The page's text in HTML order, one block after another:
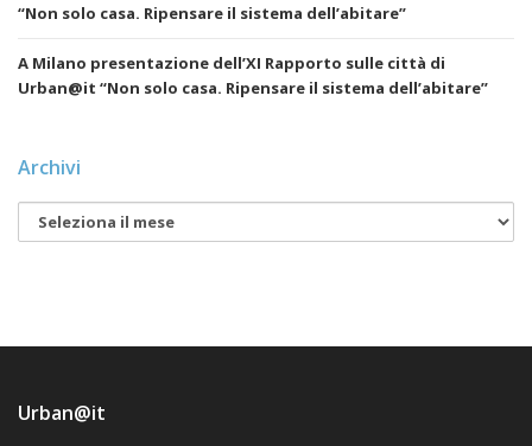
“Non solo casa. Ripensare il sistema dell’abitare”
A Milano presentazione dell’XI Rapporto sulle città di
Urban@it “Non solo casa. Ripensare il sistema dell’abitare”
Archivi
Urban@it